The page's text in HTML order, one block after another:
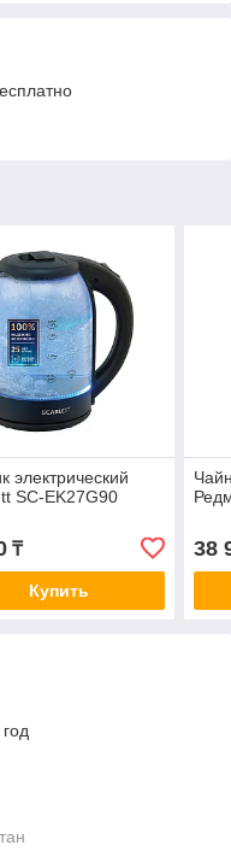
электрический
SC-EK27G90
₸
Купить
38